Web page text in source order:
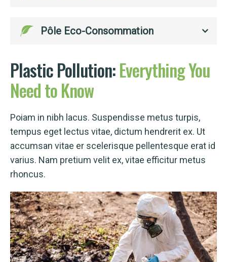
Plastic Pollution:EverythingYou
NeedtoKnow
Poiam in nibh lacus. Suspendisse metus turpis,
tempus eget lectus vitae, dictum hendrerit ex. Ut
accumsan vitae er scelerisque pellentesque erat id
varius. Nam pretium velit ex, vitae efficitur metus
rhoncus.
Pôle Eco-Consommation